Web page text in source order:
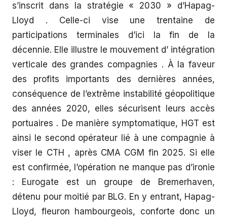
s’inscrit dans la stratégie « 2030 » d’Hapag-
Lloyd . Celle-ci vise une trentaine de
participations terminales d’ici la fin de la
décennie. Elle illustre le mouvement d’ intégration
verticale des grandes compagnies . À la faveur
des profits importants des dernières années,
conséquence de l’extrême instabilité géopolitique
des années 2020, elles sécurisent leurs accès
portuaires . De manière symptomatique, HGT est
ainsi le second opérateur lié à une compagnie à
viser le CTH , après CMA CGM fin 2025. Si elle
est confirmée, l’opération ne manque pas d’ironie
: Eurogate est un groupe de Bremerhaven,
détenu pour moitié par BLG. En y entrant, Hapag-
Lloyd, fleuron hambourgeois, conforte donc un